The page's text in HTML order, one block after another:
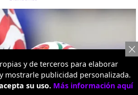
y de terceros para elaborar
mostrarle publicidad personalizada.
su uso. Más información aquí